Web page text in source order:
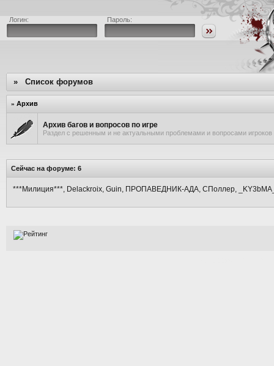
Логин: Пароль:
» Список форумов
» Архив
Архив багов и вопросов по игре
Раздел с решенным и не актуальными проблемами и вопросами игроков
Сейчас на форуме: 6
***Милиция***, Delackroix, Guin, ПРОПАВЕДНИК-АДА, СПоллер,